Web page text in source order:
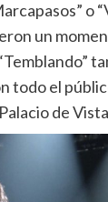
o
un
todo el
de